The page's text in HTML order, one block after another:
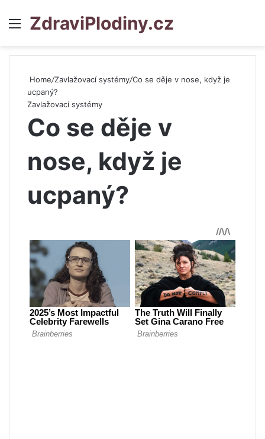
Menu
ZdraviPlodiny.cz
Home/Zavlažovací systémy/Co se děje v nose, když je
ucpaný?
Zavlažovací systémy
Co se děje v
nose, když je
ucpaný?